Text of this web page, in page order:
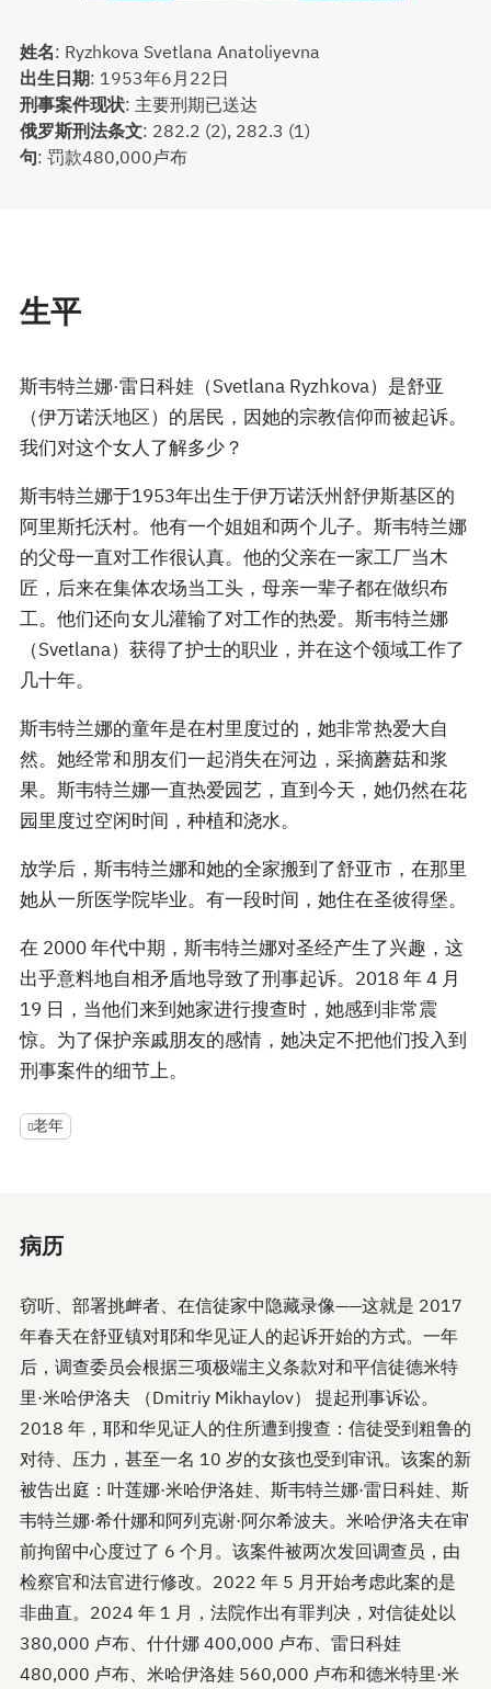
姓名: Ryzhkova Svetlana Anatoliyevna
出生日期: 1953年6月22日
刑事案件现状: 主要刑期已送达
俄罗斯刑法条文: 282.2 (2), 282.3 (1)
句: 罚款480,000卢布
生平
斯韦特兰娜·雷日科娃（Svetlana Ryzhkova）是舒亚
（伊万诺沃地区）的居民，因她的宗教信仰而被起诉。
我们对这个女人了解多少？
斯韦特兰娜于1953年出生于伊万诺沃州舒伊斯基区的
阿里斯托沃村。他有一个姐姐和两个儿子。斯韦特兰娜
的父母一直对工作很认真。他的父亲在一家工厂当木
匠，后来在集体农场当工头，母亲一辈子都在做织布
工。他们还向女儿灌输了对工作的热爱。斯韦特兰娜
（Svetlana）获得了护士的职业，并在这个领域工作了
几十年。
斯韦特兰娜的童年是在村里度过的，她非常热爱大自
然。她经常和朋友们一起消失在河边，采摘蘑菇和浆
果。斯韦特兰娜一直热爱园艺，直到今天，她仍然在花
园里度过空闲时间，种植和浇水。
放学后，斯韦特兰娜和她的全家搬到了舒亚市，在那里
她从一所医学院毕业。有一段时间，她住在圣彼得堡。
在 2000 年代中期，斯韦特兰娜对圣经产生了兴趣，这
出乎意料地自相矛盾地导致了刑事起诉。2018 年 4 月
19 日，当他们来到她家进行搜查时，她感到非常震
惊。为了保护亲戚朋友的感情，她决定不把他们投入到
刑事案件的细节上。
老年
病历
窃听、部署挑衅者、在信徒家中隐藏录像——这就是 2017
年春天在舒亚镇对耶和华见证人的起诉开始的方式。一年
后，调查委员会根据三项极端主义条款对和平信徒德米特
里·米哈伊洛夫 （Dmitriy Mikhaylov） 提起刑事诉讼。
2018 年，耶和华见证人的住所遭到搜查：信徒受到粗鲁的
对待、压力，甚至一名 10 岁的女孩也受到审讯。该案的新
被告出庭：叶莲娜·米哈伊洛娃、斯韦特兰娜·雷日科娃、斯
韦特兰娜·希什娜和阿列克谢·阿尔希波夫。米哈伊洛夫在审
前拘留中心度过了 6 个月。该案件被两次发回调查员，由
检察官和法官进行修改。2022 年 5 月开始考虑此案的是
非曲直。2024 年 1 月，法院作出有罪判决，对信徒处以
380,000 卢布、什什娜 400,000 卢布、雷日科娃
480,000 卢布、米哈伊洛娃 560,000 卢布和德米特里·米